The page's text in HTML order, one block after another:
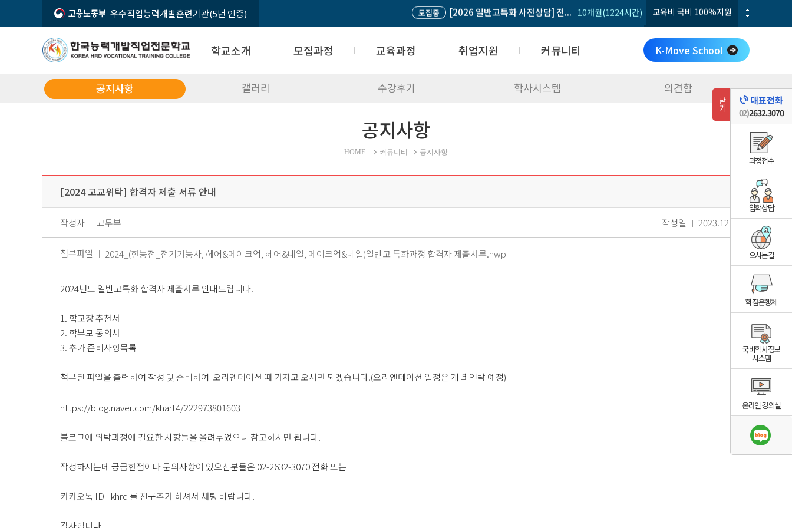
우수직업능력개발훈련기관(5년 인증)
모집중 선착순 [우수과정]베트남 경영 중간관... 2025-08-29 ~ 2026-04-24 (국...
전기기능사 실기 파이널 2개월(9회/주말) 교육비
학교소개
시설소개
모집과정
접수조회
자주하는 질문(FAQ)
교육과정
국가기간전략산업직종
내일배움카드
고등학교 위탁과정
재직자과정
사업주 위탁과정
취업지원
취업성공패키지
커뮤니티
공지사항
갤러리
K-Move School
입학상담문의
모집요강 입학상담 공지사항
공지사항 갤러리 수강후기 학사시스템 의견함
공지사항
HOME 커뮤니티 공지사항
[2024 고교위탁] 합격자 제출 서류 안내
작성자 교무부 작성일 2023.12.26
첨부파일 2024_(한능전_전기기능사, 헤어&메이크업, 헤어&네일, 메이크업&네일)일반고 특화과정 합격자 제출서류.hwp
2024년도 일반고특화 합격자 제출서류 안내드립니다.
1. 학교장 추천서
2. 학부모 동의서
3. 추가 준비사항목록
첨부된 파일을 출력하여 작성 및 준비하여 오리엔테이션 때 가지고 오시면 되겠습니다.(오리엔테이션 일정은 개별 연락 예정)
https://blog.naver.com/khart4/222973801603
블로그에 위탁과정에 필요한 사항들을 올려두었으니 참고하시면 됩니다.
작성하시는데 궁금한점이나 문의사항이 있으신분들은 02-2632-3070 전화 또는
카카오톡 ID - khrd 를 친구추가 하셔서 채팅 바랍니다.
대표전화
02)2632.3070
과정접수
입학상담
오시는길
학점은행제
국비학사정보
시스템
온라인 강의실
닫기